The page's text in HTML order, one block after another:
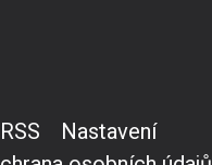
RSS
Nastavení